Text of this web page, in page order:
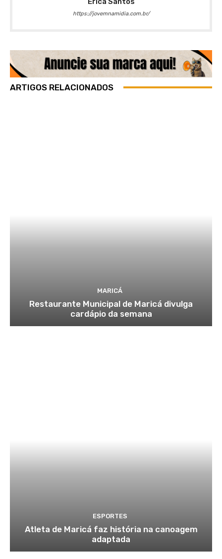
https://jovemnamidia.com.br/
ARTIGOS RELACIONADOS
MARICÁ
Restaurante Municipal de Maricá divulga
cardápio da semana
ESPORTES
Atleta de Maricá faz história na canoagem
adaptada